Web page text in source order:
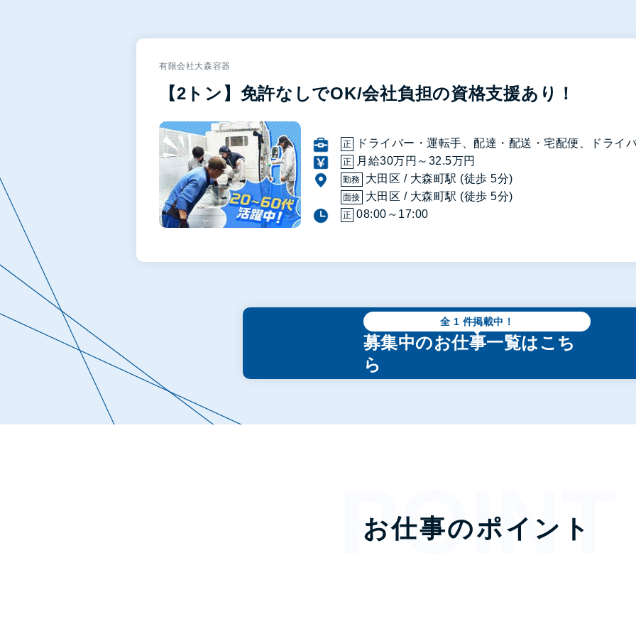
有限会社大森容器
【2トン】免許なしでOK/会社負担の資格支援あり！
正 ドライバー・運転手、配達・配送・宅配便、ドライ
正 月給30万円～32.5万円
勤務 大田区 / 大森町駅 (徒歩 5分)
面接 大田区 / 大森町駅 (徒歩 5分)
正 08:00～17:00
全 1 件掲載中！
募集中のお仕事一覧はこち
ら
お仕事のポイント